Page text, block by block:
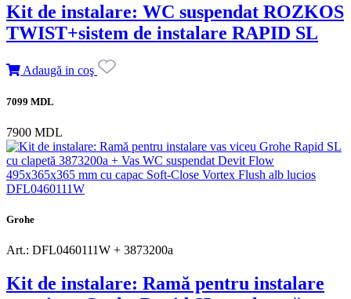
Kit de instalare: WC suspendat ROZKOS
TWIST+sistem de instalare RAPID SL
Adaugă in coş
7099 MDL
7900 MDL
Grohe
Art.: DFL0460111W + 3873200a
Kit de instalare: Ramă pentru instalare